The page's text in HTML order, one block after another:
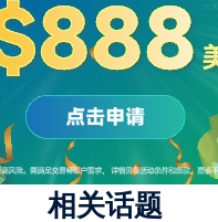
相关话题